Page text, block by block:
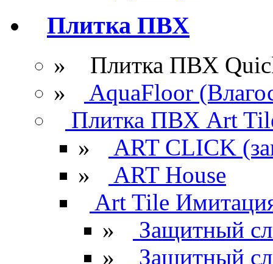
Плитка ПВХ
» Плитка ПВХ
»
AquaFloor
Плитка ПВХ Art
»
ART CLICK
»
ART House
Art Tile
»
Защитный
»
Защитный